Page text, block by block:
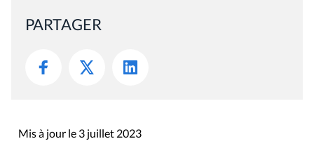
PARTAGER
Mis à jour le 3 juillet 2023